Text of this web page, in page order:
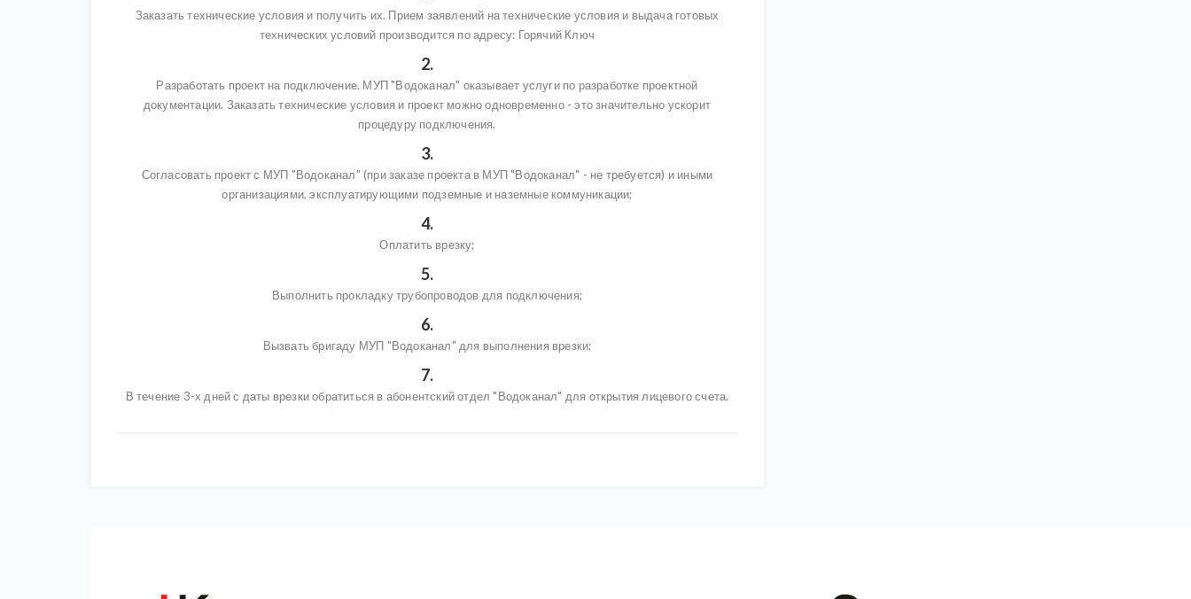
Заказать технические условия и получить их. Прием заявлений на технические условия и выдача готовых
технических условий производится по адресу: Горячий Ключ
Разработать проект на подключение. МУП "Водоканал" оказывает услуги по разработке проектной
документации. Заказать технические условия и проект можно одновременно - это значительно ускорит
процедуру подключения.
Согласовать проект с МУП "Водоканал" (при заказе проекта в МУП "Водоканал" - не требуется) и иными
организациями, эксплуатирующими подземные и наземные коммуникации;
Оплатить врезку;
Выполнить прокладку трубопроводов для подключения;
Вызвать бригаду МУП "Водоканал" для выполнения врезки;
В течение 3-х дней с даты врезки обратиться в абонентский отдел "Водоканал" для открытия лицевого счета.